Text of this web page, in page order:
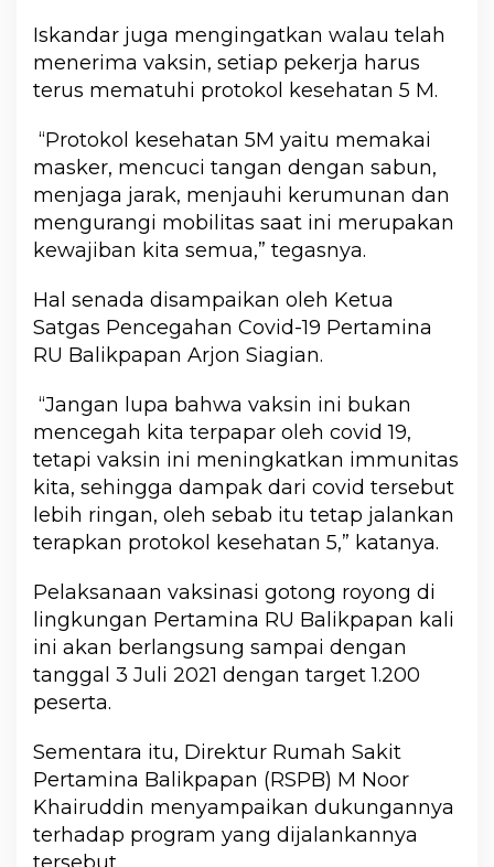
Iskandar juga mengingatkan walau telah
menerima vaksin, setiap pekerja harus
terus mematuhi protokol kesehatan 5 M.
“Protokol kesehatan 5M yaitu memakai
masker, mencuci tangan dengan sabun,
menjaga jarak, menjauhi kerumunan dan
mengurangi mobilitas saat ini merupakan
kewajiban kita semua,” tegasnya.
Hal senada disampaikan oleh Ketua
Satgas Pencegahan Covid-19 Pertamina
RU Balikpapan Arjon Siagian.
“Jangan lupa bahwa vaksin ini bukan
mencegah kita terpapar oleh covid 19,
tetapi vaksin ini meningkatkan immunitas
kita, sehingga dampak dari covid tersebut
lebih ringan, oleh sebab itu tetap jalankan
terapkan protokol kesehatan 5,” katanya.
Pelaksanaan vaksinasi gotong royong di
lingkungan Pertamina RU Balikpapan kali
ini akan berlangsung sampai dengan
tanggal 3 Juli 2021 dengan target 1.200
peserta.
Sementara itu, Direktur Rumah Sakit
Pertamina Balikpapan (RSPB) M Noor
Khairuddin menyampaikan dukungannya
terhadap program yang dijalankannya